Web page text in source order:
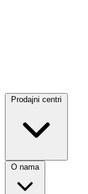
Prodajni centri
O nama